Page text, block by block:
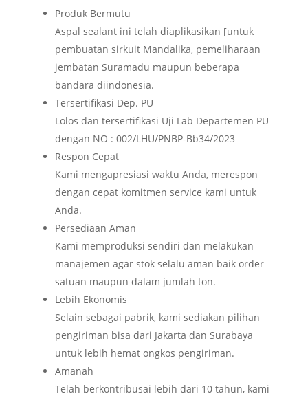
Produk Bermutu
Aspal sealant ini telah diaplikasikan [untuk
pembuatan sirkuit Mandalika, pemeliharaan
jembatan Suramadu maupun beberapa
bandara diindonesia.
Tersertifikasi Dep. PU
Lolos dan tersertifikasi Uji Lab Departemen PU
dengan NO : 002/LHU/PNBP-Bb34/2023
Respon Cepat
Kami mengapresiasi waktu Anda, merespon
dengan cepat komitmen service kami untuk
Anda.
Persediaan Aman
Kami memproduksi sendiri dan melakukan
manajemen agar stok selalu aman baik order
satuan maupun dalam jumlah ton.
Lebih Ekonomis
Selain sebagai pabrik, kami sediakan pilihan
pengiriman bisa dari Jakarta dan Surabaya
untuk lebih hemat ongkos pengiriman.
Amanah
Telah berkontribusai lebih dari 10 tahun, kami